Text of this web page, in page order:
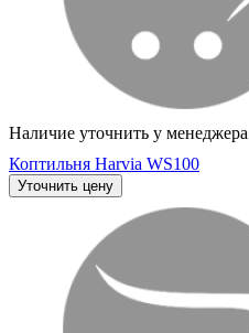
Наличие уточнить у менеджера
Коптильня Harvia WS100
Уточнить цену